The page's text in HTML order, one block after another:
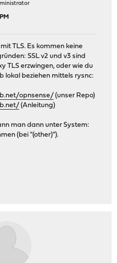
TLS. Es kommen keine
SSL v2 und v3 sind
TLS erzwingen, oder wie du
lokal beziehen mittels rysnc:
opnsense/ (unser Repo)
(Anleitung)
man dann unter System:
(bei "(other)").